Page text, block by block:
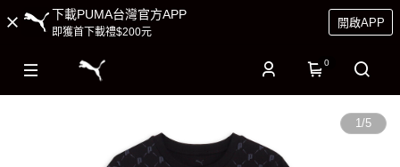
下載PUMA台灣官方APP
即獲首下載禮$200元
開啟APP
0
1/5